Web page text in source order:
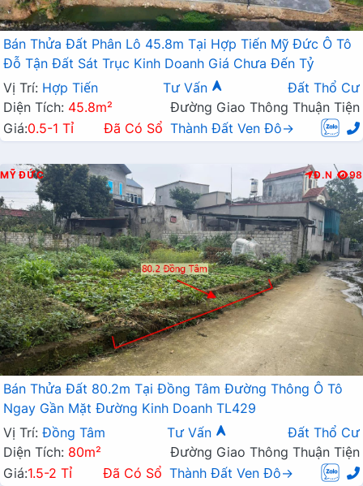
Bán Thửa Đất Phân Lô 45.8m Tại Hợp Tiến Mỹ Đức Ô Tô
Đỗ Tận Đất Sát Trục Kinh Doanh Giá Chưa Đến Tỷ
Vị Trí: Hợp Tiến Tư Vấn
Đất Thổ Cư
Diện Tích: 45.8m²
Đường Giao Thông Thuận Tiện
Giá:0.5-1 Tỉ Đã Có Sổ Thành Đất Ven Đô→
MỸ ĐỨC Đ.N 98
Bán Thửa Đất 80.2m Tại Đồng Tâm Đường Thông Ô Tô
Ngay Gần Mặt Đường Kinh Doanh TL429
Vị Trí: Đồng Tâm Tư Vấn
Đất Thổ Cư
Diện Tích: 80m²
Đường Giao Thông Thuận Tiện
Giá:1.5-2 Tỉ Đã Có Sổ Thành Đất Ven Đô→